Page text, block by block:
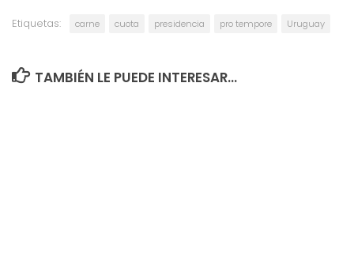
Etiquetas: carne cuota presidencia pro tempore Uruguay
TAMBIÉN LE PUEDE INTERESAR...